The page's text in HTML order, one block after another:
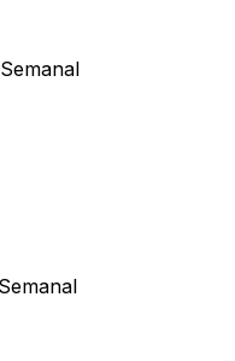
Semanal
Semanal